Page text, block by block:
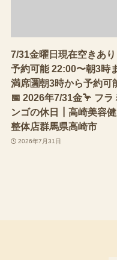
7/31金曜日現在空きあり
予約可能 22:00〜朝3時
満席🈵朝3時から予約可
📅 2026年7/31金🦩 フラ
ンゴの休日┃高崎美容
整体店群馬県高崎市
2026年7月31日